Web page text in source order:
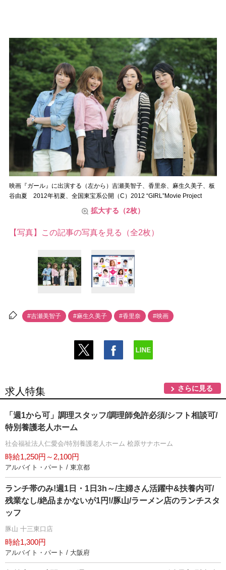
映画『ガール』に出演する（左から）吉瀬美智子、香里奈、麻生久美子、板
谷由夏 2012年初夏、全国東宝系公開（C）2012 “GIRL”Movie Project
拡大する（2枚）
【写真】この記事の写真を見る（全2枚）
#吉瀬美智子 #麻生久美子 #香里奈 #映画
求人特集 さらに見る
「週1から可」調理スタッフ/調理師免許必須/シフト相談可/
特別養護老人ホーム
社会福祉法人仁愛会/特別養護老人ホーム 桧原サナホーム
時給1,250円～2,100円
アルバイト・パート / 東京都
ランチ帯のみ!週1日・1日3h～/主婦さん活躍中&扶養内可/
残業なし/絶品まかないが1円!/豚山/ラーメン店のランチスタ
ッフ
豚山 十三東口店
時給1,300円
アルバイト・パート / 大阪府